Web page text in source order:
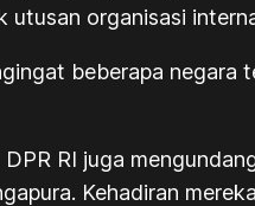
organisasi
beberapa
RI juga
Kehadiran